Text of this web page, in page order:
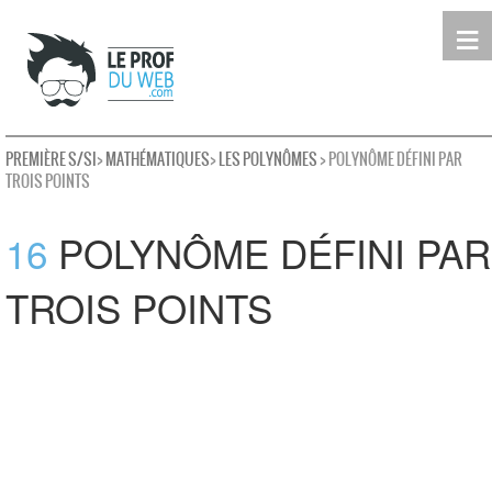
≡
leProfDuWeb
Seconde
Première
Terminale
Rechercher
PREMIÈRE S/SI>MATHÉMATIQUES>LES POLYNÔMES> POLYNÔME DÉFINI PAR
TROIS POINTS
16 POLYNÔME DÉFINI PAR
TROIS POINTS